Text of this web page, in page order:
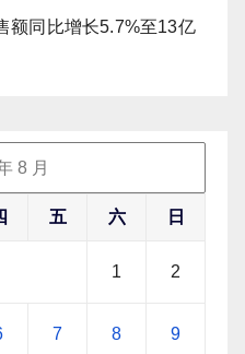
额同比增长5.7%至13亿
8 月
五 六 日
1 2
7 8 9